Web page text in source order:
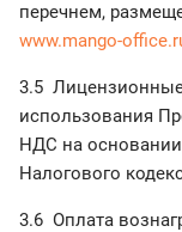
перечнем,
www.mango-
3.5 Лицензионные
использования
НДС на основании
Налогового
3.6 Оплата